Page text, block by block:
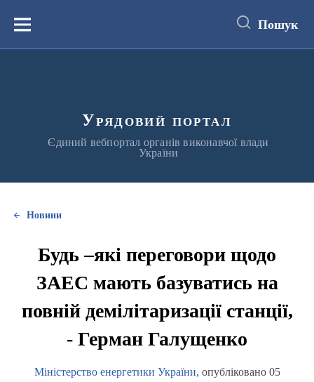
вмістуМеню Пошук
Урядовий портал
Єдиний вебпортал органів виконавчої влади
України
Новини
Будь –які переговори щодо
ЗАЕС мають базуватись на
повній демілітаризації станції,
- Герман Галущенко
Міністерство енергетики України, опубліковано 05